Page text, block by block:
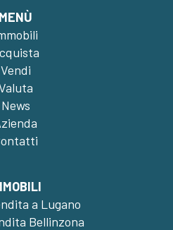
MENÙ
Vendi
News
a Lugano
Bellinzona